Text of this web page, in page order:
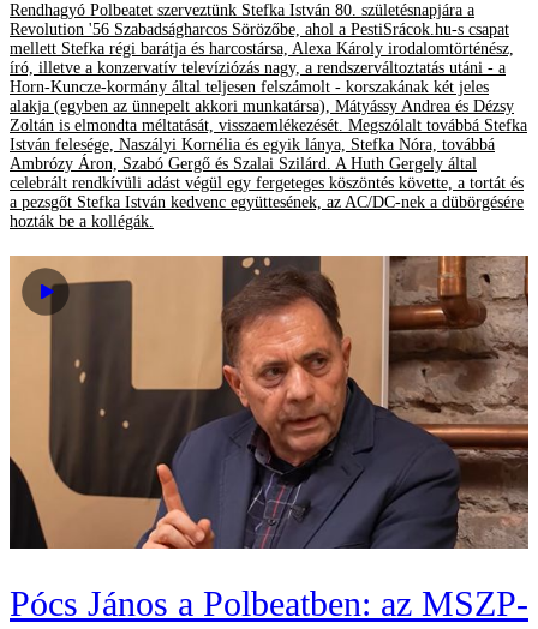
Rendhagyó Polbeatet szerveztünk Stefka István 80. születésnapjára a
Revolution '56 Szabadságharcos Sörözőbe, ahol a PestiSrácok.hu-s csapat
mellett Stefka régi barátja és harcostársa, Alexa Károly irodalomtörténész,
író, illetve a konzervatív televíziózás nagy, a rendszerváltoztatás utáni - a
Horn-Kuncze-kormány által teljesen felszámolt - korszakának két jeles
alakja (egyben az ünnepelt akkori munkatársa), Mátyássy Andrea és Dézsy
Zoltán is elmondta méltatását, visszaemlékezését. Megszólalt továbbá Stefka
István felesége, Naszályi Kornélia és egyik lánya, Stefka Nóra, továbbá
Ambrózy Áron, Szabó Gergő és Szalai Szilárd. A Huth Gergely által
celebrált rendkívüli adást végül egy fergeteges köszöntés követte, a tortát és
a pezsgőt Stefka István kedvenc együttesének, az AC/DC-nek a dübörgésére
hozták be a kollégák.
Pócs János a Polbeatben: az MSZP-